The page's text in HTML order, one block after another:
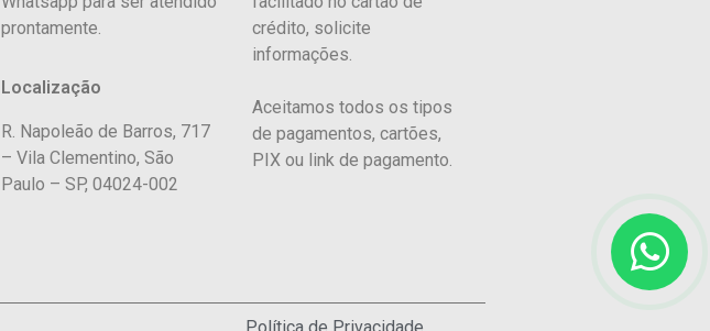
prontamente.
Localização
R. Napoleão de Barros, 717
– Vila Clementino, São
Paulo – SP, 04024-002
crédito, solicite
informações.
Aceitamos todos os tipos
de pagamentos, cartões,
PIX ou link de pagamento.
Política de Privacidade